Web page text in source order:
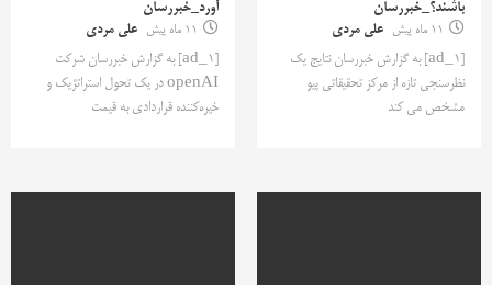
باشند؟_خبررسان
11 ماه پیش
علی مردی
[ad_1] به گزارش خبررسان نتایج یک
نظرسنجی تازه از مرکز تحقیقاتی پیو
مشخص می کند
آورد_خبررسان
11 ماه پیش
علی مردی
[ad_1] به گزارش خبررسان شرکت
openAI در یک تحول استراتژیک و
خیره‌کننده قراردادی به قیمت